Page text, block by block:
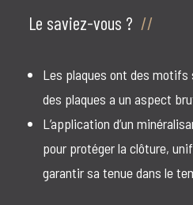
Le saviez-vous ?
Les plaques ont des motifs
des plaques a un aspect
L’application d’un
pour protéger la clôture,
garantir sa tenue dans le